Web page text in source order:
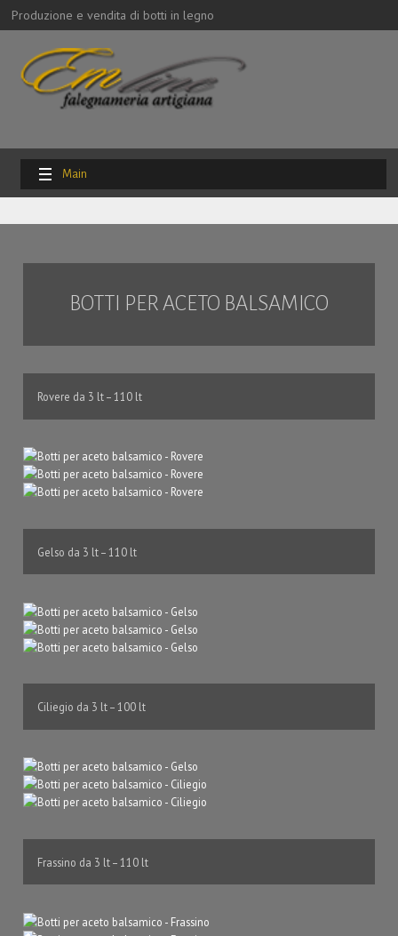
Produzione e vendita di botti in legno
Main
Prodotti
Galleria
Contatto
BOTTI PER ACETO BALSAMICO
Rovere da 3 lt – 110 lt
Gelso da 3 lt – 110 lt
Ciliegio da 3 lt – 100 lt
Frassino da 3 lt – 110 lt